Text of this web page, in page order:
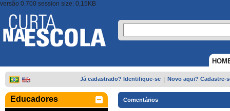
versão 0.700 session size: 0,15KB
Já cadastrado? Identifique-se Novo aqui? Cadastre-
Educadores Comentários